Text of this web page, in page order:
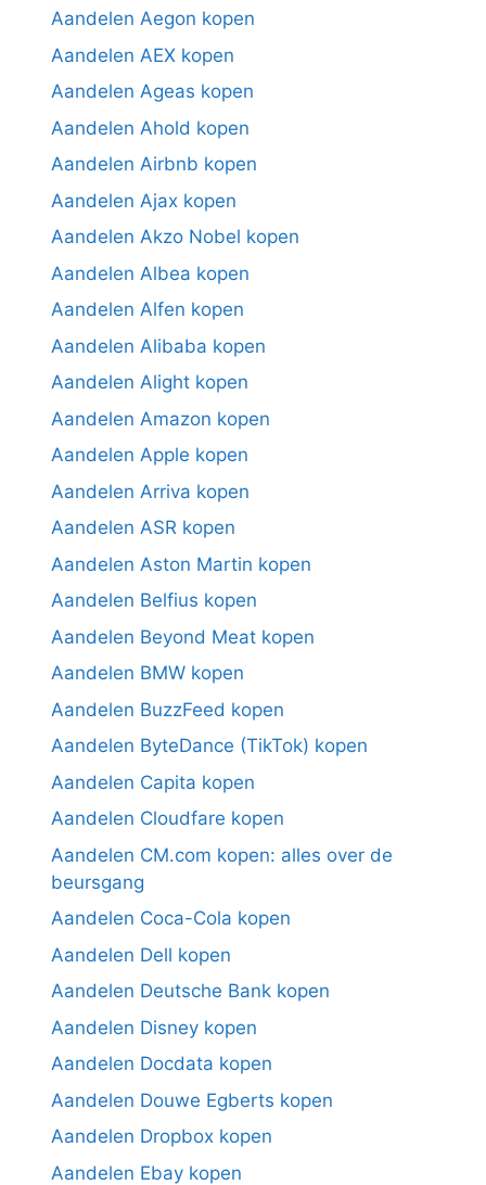
Aandelen Aegon kopen
Aandelen AEX kopen
Aandelen Ageas kopen
Aandelen Ahold kopen
Aandelen Airbnb kopen
Aandelen Ajax kopen
Aandelen Akzo Nobel kopen
Aandelen Albea kopen
Aandelen Alfen kopen
Aandelen Alibaba kopen
Aandelen Alight kopen
Aandelen Amazon kopen
Aandelen Apple kopen
Aandelen Arriva kopen
Aandelen ASR kopen
Aandelen Aston Martin kopen
Aandelen Belfius kopen
Aandelen Beyond Meat kopen
Aandelen BMW kopen
Aandelen BuzzFeed kopen
Aandelen ByteDance (TikTok) kopen
Aandelen Capita kopen
Aandelen Cloudfare kopen
Aandelen CM.com kopen: alles over de
beursgang
Aandelen Coca-Cola kopen
Aandelen Dell kopen
Aandelen Deutsche Bank kopen
Aandelen Disney kopen
Aandelen Docdata kopen
Aandelen Douwe Egberts kopen
Aandelen Dropbox kopen
Aandelen Ebay kopen